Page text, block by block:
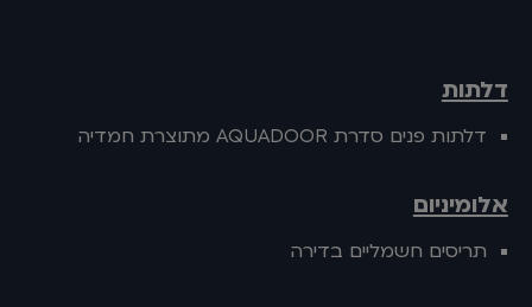
דלתות
דלתות פנים סדרת AQUADOOR מתוצרת חמדיה
אלומיניום
תריסים חשמליים בדירה